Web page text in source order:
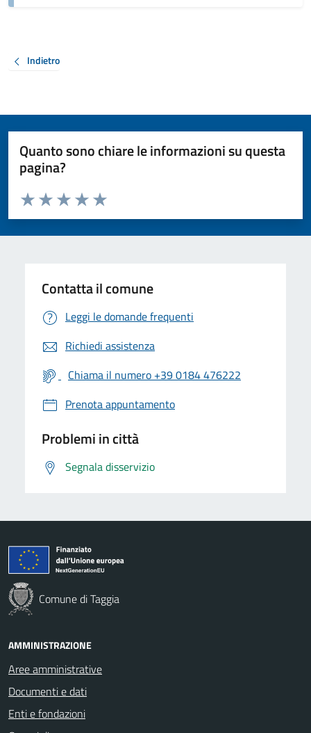
Indietro
Quanto sono chiare le informazioni su questa
pagina?
Valuta da 1 a 5 stelle la pagina
Valuta 5 stelle su 5
Valuta 4 stelle su 5
Valuta 3 stelle su 5
Valuta 2 stelle su 5
Valuta 1 stelle su 5
Contatta il comune
Leggi le domande frequenti
Richiedi assistenza
Chiama il numero +39 0184 476222
Prenota appuntamento
Problemi in città
Segnala disservizio
Comune di Taggia
AMMINISTRAZIONE
Aree amministrative
Documenti e dati
Enti e fondazioni